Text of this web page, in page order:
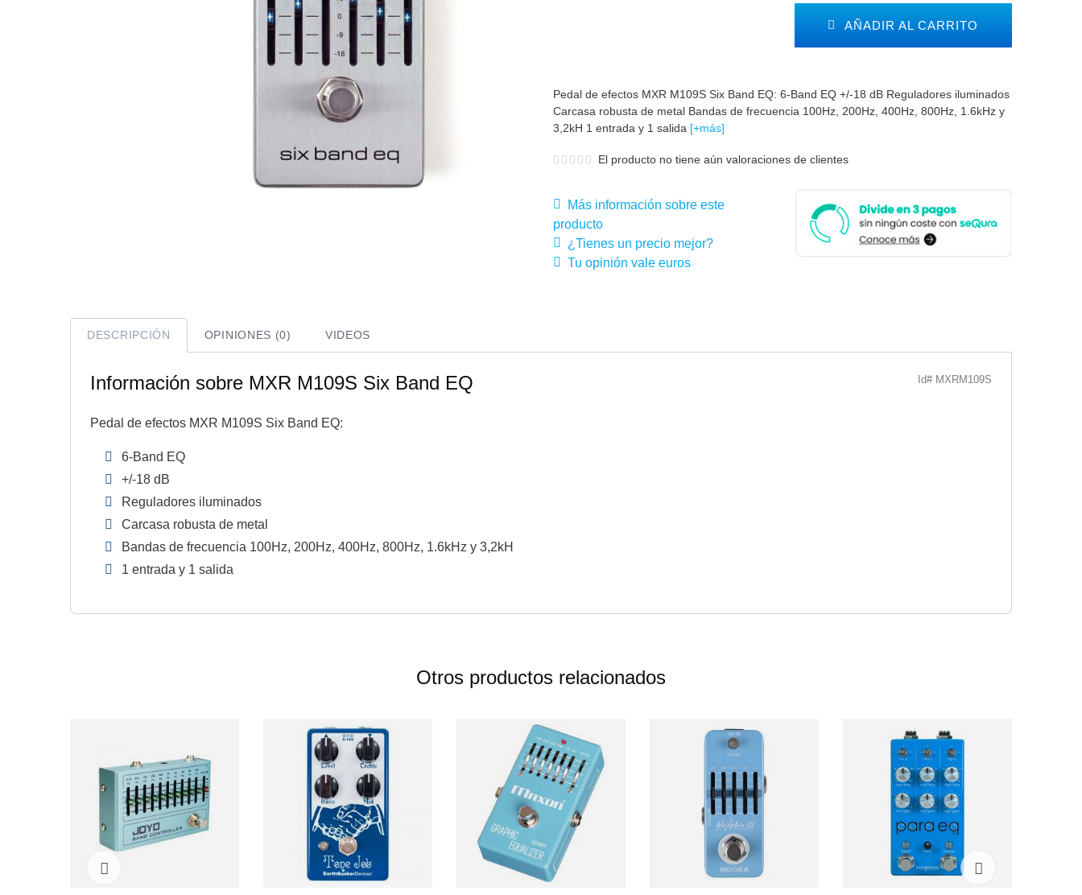
AÑADIR AL CARRITO
Pedal de efectos MXR M109S Six Band EQ: 6-Band EQ +/-18 dB Reguladores iluminados
Carcasa robusta de metal Bandas de frecuencia 100Hz, 200Hz, 400Hz, 800Hz, 1.6kHz y
3,2kH 1 entrada y 1 salida [+más]
El producto no tiene aún valoraciones de clientes
Más información sobre este
producto
¿Tienes un precio mejor?
Tu opinión vale euros
DESCRIPCIÓN OPINIONES (0) VIDEOS
Información sobre MXR M109S Six Band EQ Id# MXRM109S
Pedal de efectos MXR M109S Six Band EQ:
6-Band EQ
+/-18 dB
Reguladores iluminados
Carcasa robusta de metal
Bandas de frecuencia 100Hz, 200Hz, 400Hz, 800Hz, 1.6kHz y 3,2kH
1 entrada y 1 salida
Otros productos relacionados